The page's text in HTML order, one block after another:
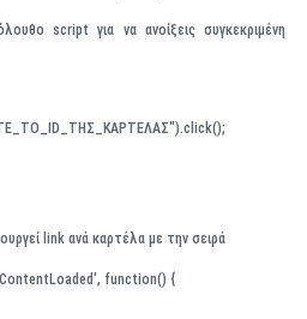
script για να ανοίξεις συγκεκριμένη
link ανά καρτέλα με την σειρά
function() {